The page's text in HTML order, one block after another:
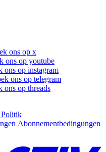
ons op x
ons op youtube
ons op instagram
ons op telegram
ons op threads
Abonnementbedingungen